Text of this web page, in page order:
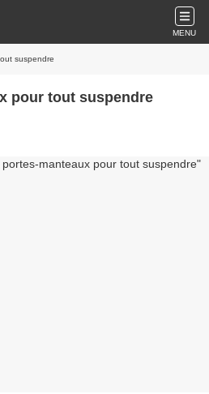
MENU
suspendre
pour tout suspendre